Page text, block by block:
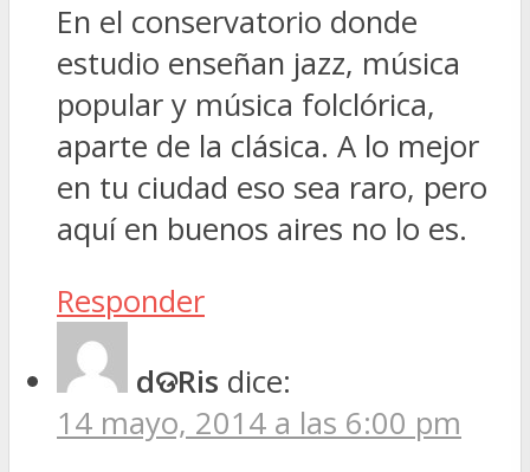
En el conservatorio donde
estudio enseñan jazz, música
popular y música folclórica,
aparte de la clásica. A lo mejor
en tu ciudad eso sea raro, pero
aquí en buenos aires no lo es.
Responder
dଡRis dice:
14 mayo, 2014 a las 6:00 pm